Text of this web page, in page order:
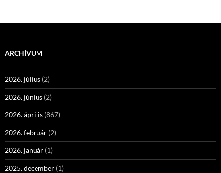
ARCHÍVUM
2026. július (2)
2026. június (2)
2026. április (867)
2026. február (2)
2026. január (1)
2025. december (1)